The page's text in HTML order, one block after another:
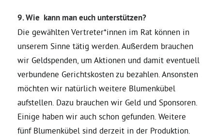
9. Wie kann man euch unterstützen?
Die gewählten Vertreter*innen im Rat können in
unserem Sinne tätig werden. Außerdem brauchen
wir Geldspenden, um Aktionen und damit eventuell
verbundene Gerichtskosten zu bezahlen. Ansonsten
möchten wir natürlich weitere Blumenkübel
aufstellen. Dazu brauchen wir Geld und Sponsoren.
Einige haben wir auch schon gefunden. Weitere
fünf Blumenkübel sind derzeit in der Produktion.